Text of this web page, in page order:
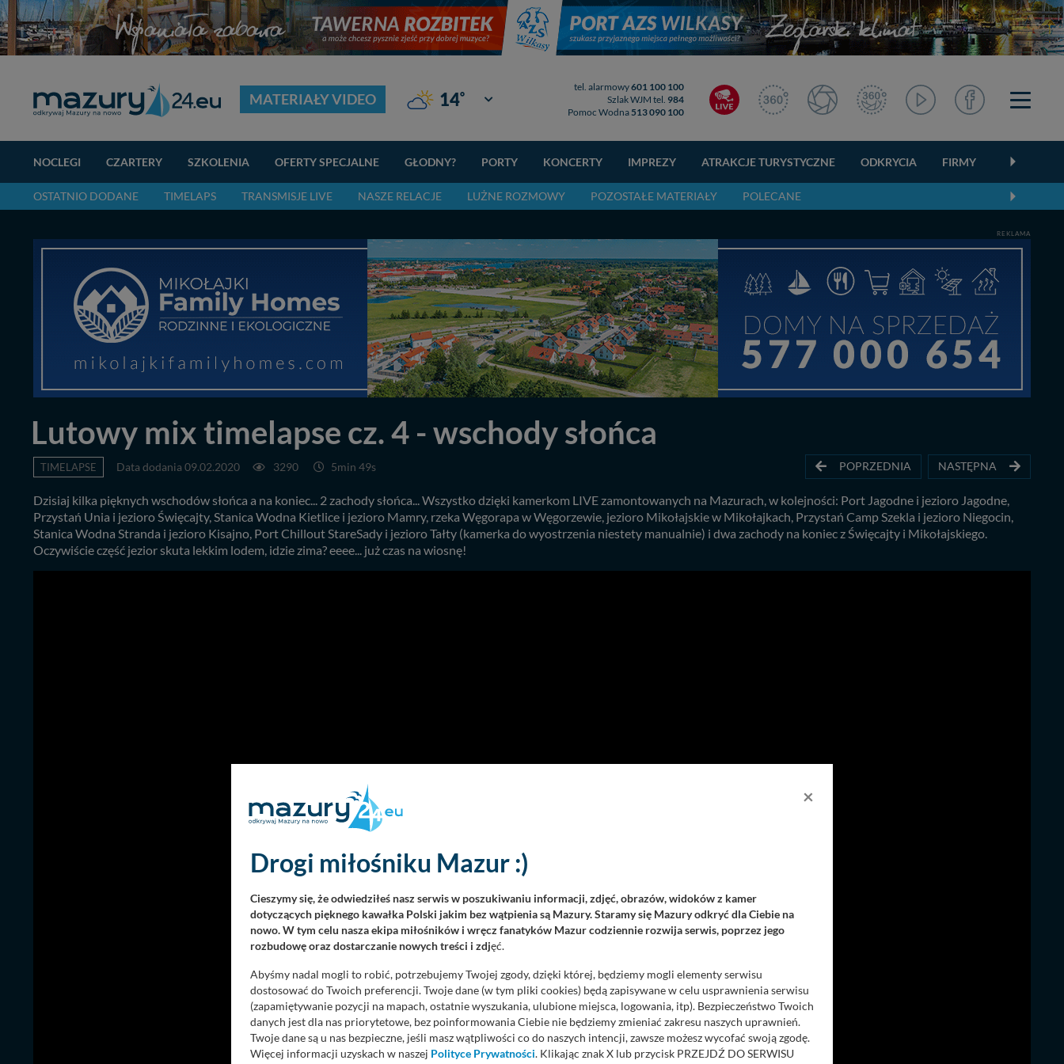
MATERIAŁY VIDEO 14° Giżycko
tel. alarmowy601 100 100
Szlak WJM tel. 984
Pomoc Wodna 513 090 100
NOCLEGI CZARTERY SZKOLENIA OFERTY SPECJALNE GŁODNY? PORTY KONCERTY IMPREZY ATRAKCJE TURYSTYCZNE ODKRYCIA FIRMY
OSTATNIO DODANE TIMELAPS TRANSMISJE LIVE NASZE RELACJE LUŻNE ROZMOWY POZOSTAŁE MATERIAŁY POLECANE
REKLAMA
Lutowy mix timelapse cz. 4 - wschody słońca
TIMELAPSE Data dodania 09.02.2020 3290 5min 49s POPRZEDNIA NASTĘPNA
Dzisiaj kilka pięknych wschodów słońca a na koniec... 2 zachody słońca... Wszystko dzięki kamerkom LIVE zamontowanych na Mazurach, w kolejności: Port Jagodne i jezioro Jagodne,
Przystań Unia i jezioro Święcajty, Stanica Wodna Kietlice i jezioro Mamry, rzeka Węgorapa w Węgorzewie, jezioro Mikołajskie w Mikołajkach, Przystań Camp Szekla i jezioro Niegocin,
Stanica Wodna Stranda i jezioro Kisajno, Port Chillout StareSady i jezioro Tałty (kamerka do wyostrzenia niestety manualnie) i dwa zachody na koniec z Święcajty i Mikołajskiego.
Oczywiście część jezior skuta lekkim lodem, idzie zima? eeee... już czas na wiosnę!
×
Drogi miłośniku Mazur :)
Cieszymy się, że odwiedziłeś nasz serwis w poszukiwaniu informacji, zdjęć, obrazów, widoków z kamer
dotyczących pięknego kawałka Polski jakim bez wątpienia są Mazury. Staramy się Mazury odkryć dla Ciebie na
nowo. W tym celu nasza ekipa miłośników i wręcz fanatyków Mazur codziennie rozwija serwis, poprzez jego
rozbudowę oraz dostarczanie nowych treści i zdjęć.
Abyśmy nadal mogli to robić, potrzebujemy Twojej zgody, dzięki której, będziemy mogli elementy serwisu
dostosować do Twoich preferencji. Twoje dane (w tym pliki cookies) będą zapisywane w celu usprawnienia serwisu
(zapamiętywanie pozycji na mapach, ostatnie wyszukania, ulubione miejsca, logowania, itp). Bezpieczeństwo Twoich
danych jest dla nas priorytetowe, bez poinformowania Ciebie nie będziemy zmieniać zakresu naszych uprawnień.
Twoje dane są u nas bezpieczne, jeśli masz wątpliwości co do naszych intencji, zawsze możesz wycofać swoją zgodę.
Więcej informacji uzyskach w naszej Polityce Prywatności. Klikając znak X lub przycisk PRZEJDŹ DO SERWISU